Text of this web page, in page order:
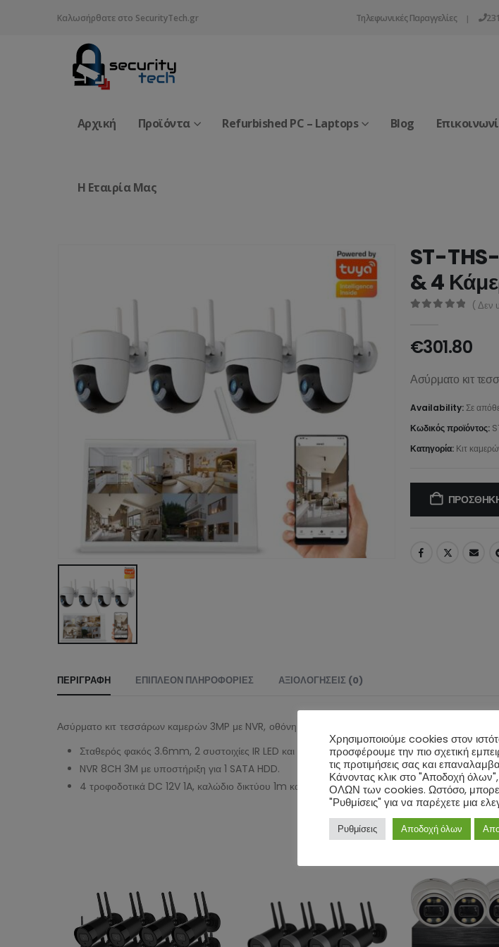
Καλωσήρθατε στο SecurityTech.gr Τηλεφωνικές Παραγγελίες |
Αρχική Προϊόντα Refurbished PC – Laptops Blog
Η Εταιρία Μας
ST-
& 4
( Δεν
€301.80
Ασύρματο κιτ
Availability:Σε
Κωδικός προϊόντος:
Κατηγορία: Κιτ
ΠΕΡΙΓΡΑΦΉ ΕΠΙΠΛΈΟΝ ΠΛΗΡΟΦΟΡΊΕΣ ΑΞΙΟΛΟΓΉΣΕΙΣ (0)
Ασύρματο κιτ τεσσάρων καμερών 3MP με NVR, οθόνη LCD 10.1 ιντσών και αμφίδρομο ήχο.
Σταθερός φακός 3.6mm, 2 συστοιχίες IR LED και 2 LED λευκού φωτισμού.
NVR 8CH 3M με υποστήριξη για 1 SATA HDD.
4 τροφοδοτικά DC 12V 1A, καλώδιο δικτύου 1m και εφαρμογή TuyaSmart.
ΣΧΕΤΙΚΆ
Χρησιμοποιούμε cookies στον
προσφέρουμε την πιο σχετική
τις προτιμήσεις σας και
Κάνοντας κλικ στο "Αποδοχή όλων",
ΟΛΩΝ των cookies. Ωστόσο,
"Ρυθμίσεις" για να παρέχετε μια
Ρυθμίσεις Αποδοχή όλων